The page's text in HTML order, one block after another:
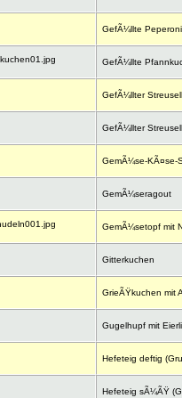
GefÃ¼llte Peperoni
GefÃ¼llte
GefÃ¼llter
GefÃ¼llter
GemÃ¼se-KÃ¤se-
GemÃ¼seragout
GemÃ¼setopf mit
Gitterkuchen
GrieÃŸkuchen mit
Gugelhupf mit
Hefeteig deftig
Hefeteig sÃ¼ÃŸ